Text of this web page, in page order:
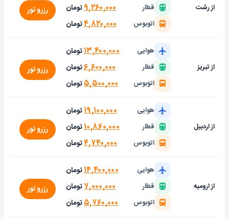
از رشت قطار ۹,۲۶۰,۰۰۰تومان
اتوبوس ۴,۸۲۰,۰۰۰تومان
رزرو تور
از تبریز
هوایی ۱۳,۴۰۰,۰۰۰تومان
قطار ۶,۶۰۰,۰۰۰تومان
اتوبوس ۵,۵۰۰,۰۰۰تومان
رزرو تور
از اردبیل
هوایی ۱۹,۱۰۰,۰۰۰تومان
قطار ۱۰,۸۶۰,۰۰۰تومان
اتوبوس ۴,۷۴۰,۰۰۰تومان
رزرو تور
از ارومیه
هوایی ۱۴,۴۰۰,۰۰۰تومان
قطار ۷,۰۰۰,۰۰۰تومان
اتوبوس ۵,۷۶۰,۰۰۰تومان
رزرو تور